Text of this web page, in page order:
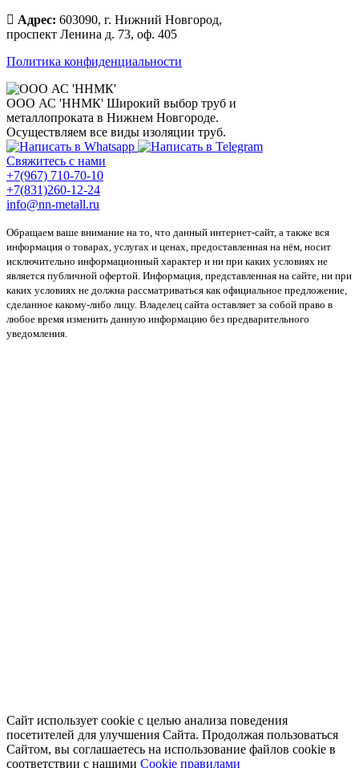
Адрес: 603090, г. Нижний Новгород,
проспект Ленина д. 73, оф. 405
Политика конфиденциальности
ООО АС 'ННМК' Широкий выбор труб и
металлопроката в Нижнем Новгороде.
Осуществляем все виды изоляции труб.
Свяжитесь с нами
+7(967) 710-70-10
+7(831)260-12-24
info@nn-metall.ru
Обращаем ваше внимание на то, что данный интернет-сайт, а также вся
информация о товарах, услугах и ценах, предоставленная на нём, носит
исключительно информационный характер и ни при каких условиях не
является публичной офертой. Информация, представленная на сайте, ни при
каких условиях не должна рассматриваться как официальное предложение,
сделанное какому-либо лицу. Владелец сайта оставляет за собой право в
любое время изменить данную информацию без предварительного
уведомления.
Сайт использует cookie с целью анализа поведения
посетителей для улучшения Сайта. Продолжая пользоваться
Сайтом, вы соглашаетесь на использование файлов cookie в
соответствии с нашими Cookiе правилами